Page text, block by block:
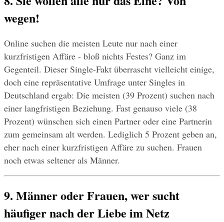
wegen!
Online suchen die meisten Leute nur nach einer
kurzfristigen Affäre - bloß nichts Festes? Ganz im
Gegenteil. Dieser Single-Fakt überrascht vielleicht einige,
doch eine repräsentative Umfrage unter Singles in
Deutschland ergab: Die meisten (39 Prozent) suchen nach
einer langfristigen Beziehung. Fast genauso viele (38
Prozent) wünschen sich einen Partner oder eine Partnerin
zum gemeinsam alt werden. Lediglich 5 Prozent geben an,
eher nach einer kurzfristigen Affäre zu suchen. Frauen
noch etwas seltener als Männer.
9. Männer oder Frauen, wer sucht
häufiger nach der Liebe im Netz